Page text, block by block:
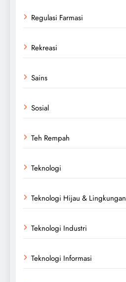
Regulasi Farmasi
Rekreasi
Sains
Sosial
Teh Rempah
Teknologi
Teknologi Hijau & Lingkungan
Teknologi Industri
Teknologi Informasi